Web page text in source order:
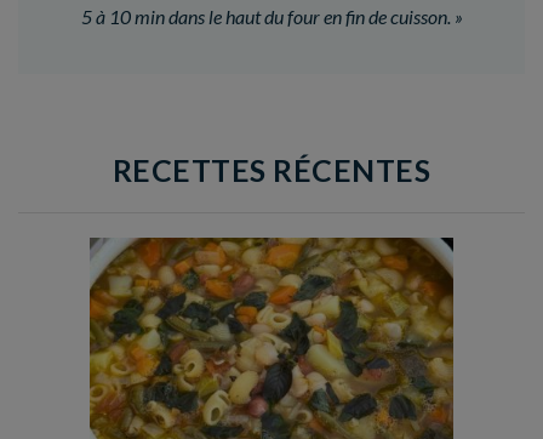
5 à 10 min dans le haut du four en fin de cuisson. »
RECETTES RÉCENTES
Temps de préparation : 35 min
Temps de cuisson : 1h15
Nombre de couverts : 8